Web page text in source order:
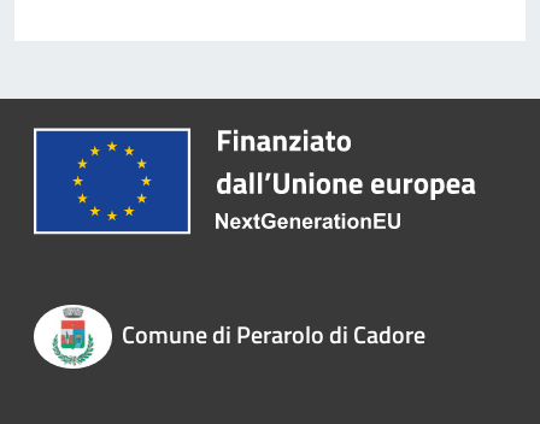
Comune di Perarolo di Cadore